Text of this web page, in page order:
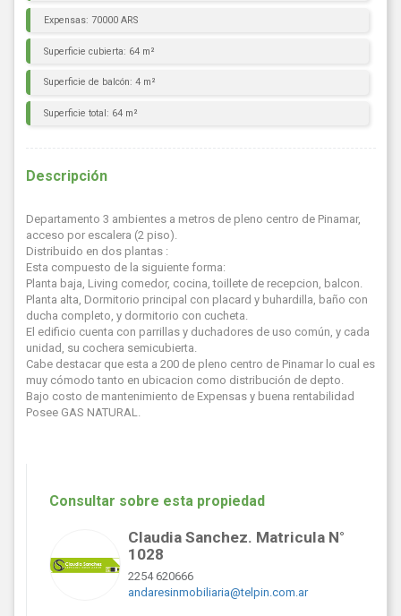
Expensas: 70000 ARS
Superficie cubierta: 64 m²
Superficie de balcón: 4 m²
Superficie total: 64 m²
Descripción
Departamento 3 ambientes a metros de pleno centro de Pinamar,
acceso por escalera (2 piso).
Distribuido en dos plantas :
Esta compuesto de la siguiente forma:
Planta baja, Living comedor, cocina, toillete de recepcion, balcon.
Planta alta, Dormitorio principal con placard y buhardilla, baño con
ducha completo, y dormitorio con cucheta.
El edificio cuenta con parrillas y duchadores de uso común, y cada
unidad, su cochera semicubierta.
Cabe destacar que esta a 200 de pleno centro de Pinamar lo cual es
muy cómodo tanto en ubicacion como distribución de depto.
Bajo costo de mantenimiento de Expensas y buena rentabilidad
Posee GAS NATURAL.
Consultar sobre esta propiedad
Claudia Sanchez. Matricula N°
1028
2254 620666
andaresinmobiliaria@telpin.com.ar